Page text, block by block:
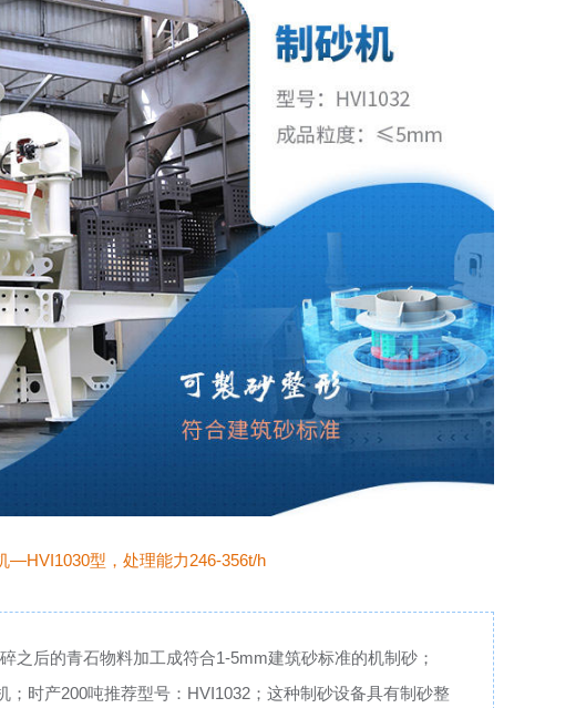
—HVI1030型，处理能力246-356t/h
之后的青石物料加工成符合1-5mm建筑砂标准的机制砂；
；时产200吨推荐型号：HVI1032；这种制砂设备具有制砂整